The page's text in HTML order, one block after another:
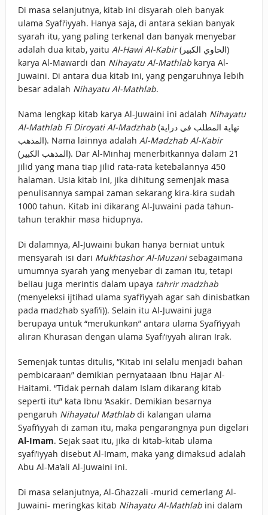
Di masa selanjutnya, kitab ini disyarah oleh banyak
ulama Syafi’iyyah. Hanya saja, di antara sekian banyak
syarah itu, yang paling terkenal dan banyak menyebar
adalah dua kitab, yaitu Al-Hawi Al-Kabir(الحاوي الكبير)
karya Al-Mawardi dan Nihayatu Al-Mathlab karya Al-
Juwaini. Di antara dua kitab ini, yang pengaruhnya lebih
besar adalah Nihayatu Al-Mathlab.
Nama lengkap kitab karya Al-Juwaini ini adalah Nihayatu
Al-Mathlab Fi Diroyati Al-Madzhab (نهاية المطلب في دراية
المذهب). Nama lainnya adalah Al-Madzhab Al-Kabir
(المذهب الكبير). Dar Al-Minhaj menerbitkannya dalam 21
jilid yang mana tiap jilid rata-rata ketebalannya 450
halaman. Usia kitab ini, jika dihitung semenjak masa
penulisannya sampai zaman sekarang kira-kira sudah
1000 tahun. Kitab ini dikarang Al-Juwaini pada tahun-
tahun terakhir masa hidupnya.
Di dalamnya, Al-Juwaini bukan hanya berniat untuk
mensyarah isi dari Mukhtashor Al-Muzanisebagaimana
umumnya syarah yang menyebar di zaman itu, tetapi
beliau juga merintis dalam upaya tahrir madzhab
(menyeleksi ijtihad ulama syafi’iyyah agar sah dinisbatkan
pada madzhab syafi’i)). Selain itu Al-Juwaini juga
berupaya untuk “merukunkan” antara ulama Syafi’iyyah
aliran Khurasan dengan ulama Syafi’iyyah aliran Irak.
Semenjak tuntas ditulis, “Kitab ini selalu menjadi bahan
pembicaraan” demikian pernyataaan Ibnu Hajar Al-
Haitami. “Tidak pernah dalam Islam dikarang kitab
seperti itu” kata Ibnu ‘Asakir. Demikian besarnya
pengaruh Nihayatul Mathlabdi kalangan ulama
Syafi’iyyah di zaman itu, maka pengarangnya pun digelari
Al-Imam. Sejak saat itu, jika di kitab-kitab ulama
syafi’iyyah disebut Al-Imam, maka yang dimaksud adalah
Abu Al-Ma’ali Al-Juwaini ini.
Di masa selanjutnya, Al-Ghazzali -murid cemerlang Al-
Juwaini- meringkas kitab Nihayatu Al-Mathlabini dalam